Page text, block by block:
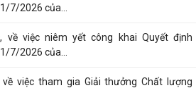
7/2026 của...
về việc niêm yết công khai Quyết định
7/2026 của...
về việc tham gia Giải thưởng Chất lượng